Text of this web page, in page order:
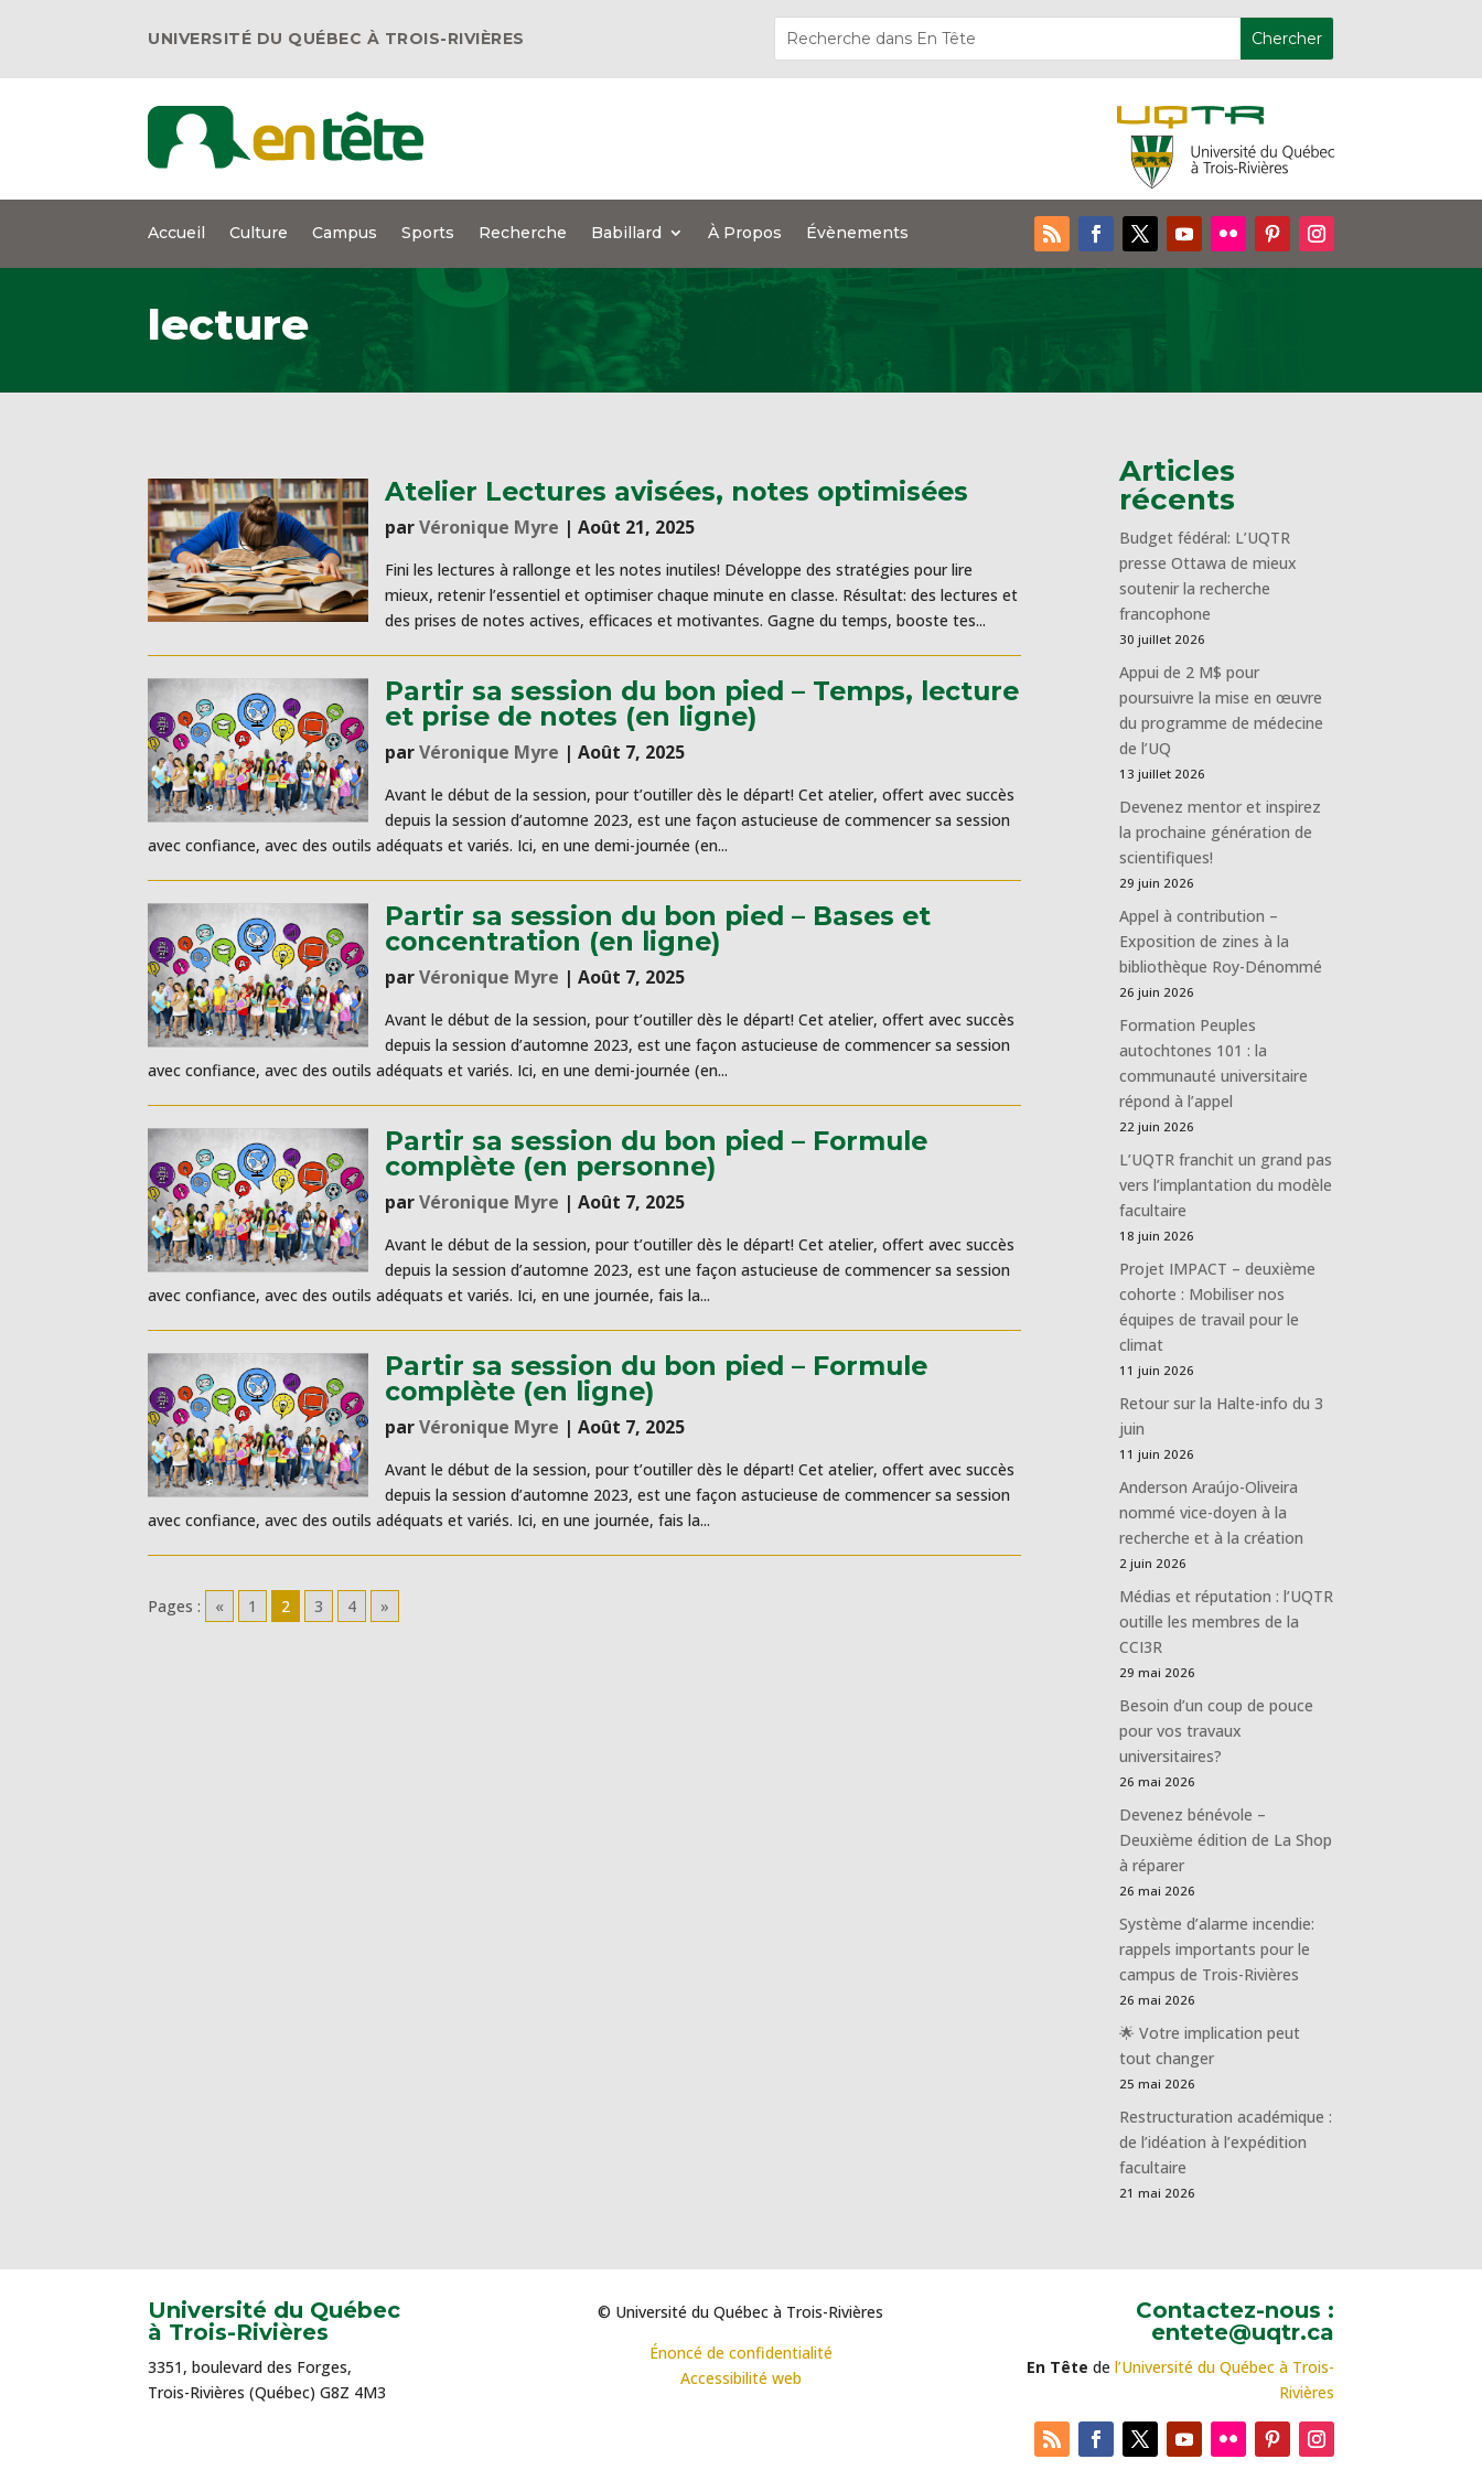
UNIVERSITÉ DU QUÉBEC À TROIS-RIVIÈRES
Accueil Culture Campus Sports Recherche Babillard À Propos Évènements
lecture
Atelier Lectures avisées, notes optimisées
parVéronique Myre |Août 21, 2025
Fini les lectures à rallonge et les notes inutiles! Développe des stratégies pour lire
mieux, retenir l’essentiel et optimiser chaque minute en classe. Résultat: des lectures et
des prises de notes actives, efficaces et motivantes. Gagne du temps, booste tes...
Partir sa session du bon pied – Temps, lecture
et prise de notes (en ligne)
parVéronique Myre |Août 7, 2025
Avant le début de la session, pour t’outiller dès le départ! Cet atelier, offert avec succès
depuis la session d’automne 2023, est une façon astucieuse de commencer sa session
avec confiance, avec des outils adéquats et variés. Ici, en une demi-journée (en...
Partir sa session du bon pied – Bases et
concentration (en ligne)
parVéronique Myre |Août 7, 2025
Avant le début de la session, pour t’outiller dès le départ! Cet atelier, offert avec succès
depuis la session d’automne 2023, est une façon astucieuse de commencer sa session
avec confiance, avec des outils adéquats et variés. Ici, en une demi-journée (en...
Partir sa session du bon pied – Formule
complète (en personne)
parVéronique Myre |Août 7, 2025
Avant le début de la session, pour t’outiller dès le départ! Cet atelier, offert avec succès
depuis la session d’automne 2023, est une façon astucieuse de commencer sa session
avec confiance, avec des outils adéquats et variés. Ici, en une journée, fais la...
Partir sa session du bon pied – Formule
complète (en ligne)
parVéronique Myre |Août 7, 2025
Avant le début de la session, pour t’outiller dès le départ! Cet atelier, offert avec succès
depuis la session d’automne 2023, est une façon astucieuse de commencer sa session
avec confiance, avec des outils adéquats et variés. Ici, en une journée, fais la...
Pages : « 1 2 3 4 »
Articles
récents
Budget fédéral: L’UQTR
presse Ottawa de mieux
soutenir la recherche
francophone
30 juillet 2026
Appui de 2 M$ pour
poursuivre la mise en œuvre
du programme de médecine
de l’UQ
13 juillet 2026
Devenez mentor et inspirez
la prochaine génération de
scientifiques!
29 juin 2026
Appel à contribution –
Exposition de zines à la
bibliothèque Roy-Dénommé
26 juin 2026
Formation Peuples
autochtones 101 : la
communauté universitaire
répond à l’appel
22 juin 2026
L’UQTR franchit un grand pas
vers l’implantation du modèle
facultaire
18 juin 2026
Projet IMPACT – deuxième
cohorte : Mobiliser nos
équipes de travail pour le
climat
11 juin 2026
Retour sur la Halte-info du 3
juin
11 juin 2026
Anderson Araújo-Oliveira
nommé vice-doyen à la
recherche et à la création
2 juin 2026
Médias et réputation : l’UQTR
outille les membres de la
CCI3R
29 mai 2026
Besoin d’un coup de pouce
pour vos travaux
universitaires?
26 mai 2026
Devenez bénévole –
Deuxième édition de La Shop
à réparer
26 mai 2026
Système d’alarme incendie:
rappels importants pour le
campus de Trois-Rivières
26 mai 2026
🌟 Votre implication peut
tout changer
25 mai 2026
Restructuration académique :
de l’idéation à l’expédition
facultaire
21 mai 2026
Université du Québec
à Trois-Rivières
3351, boulevard des Forges,
Trois-Rivières (Québec) G8Z 4M3
© Université du Québec à Trois-Rivières
Énoncé de confidentialité
Accessibilité web
Contactez-nous :
entete@uqtr.ca
En Tête de l’Université du Québec à Trois-
Rivières